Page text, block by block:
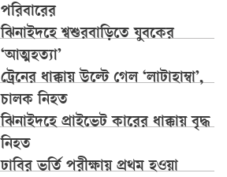
পরিবারের
ঝিনাইদহে শ্বশুরবাড়িতে যুবকের
‘আত্মহত্যা’
ট্রেনের ধাক্কায় উল্টে গেল ‘লাটাহাম্বা’,
চালক নিহত
ঝিনাইদহে প্রাইভেট কারের ধাক্কায় বৃদ্ধ
নিহত
ঢাবির ভর্তি পরীক্ষায় প্রথম হওয়া